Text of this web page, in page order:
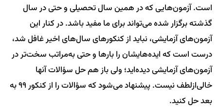
است. آزمون‌هایی که در همین سال تحصیلی و حتی در سال
گذشته برگزار شده می‌تواند برای ما مفید باشد. در کنار این
آزمون‌های آزمایشی، نباید از کنکورهای سال‌های اخیر غافل شد،
درست است که ایده‌هایشان را بارها و حتی به‌مراتب سخت‌تر در
آزمون‌های آزمایشی دیده‌اید؛ ولی باز هم حل سؤالات آنها
خالی‌ازلطف نیست. پیشنهاد می‌شود که سؤالات را از کنکور 99 به
بعد حل کنید.